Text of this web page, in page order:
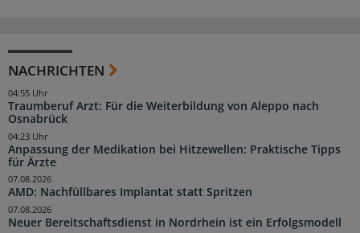
NACHRICHTEN
Traumberuf Arzt: Für die Weiterbildung von Aleppo nach
Osnabrück
04:55 Uhr
Anpassung der Medikation bei Hitzewellen: Praktische Tipps
für Ärzte
04:23 Uhr
AMD: Nachfüllbares Implantat statt Spritzen
07.08.2026
Neuer Bereitschaftsdienst in Nordrhein ist ein Erfolgsmodell
07.08.2026